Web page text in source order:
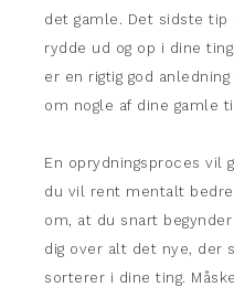
det gamle. Det sidste
rydde ud og op i dine
er en rigtig god
om nogle af dine gamle
En oprydningsproces vil
du vil rent mentalt
om, at du snart
dig over alt det nye, der
sorterer i dine ting.